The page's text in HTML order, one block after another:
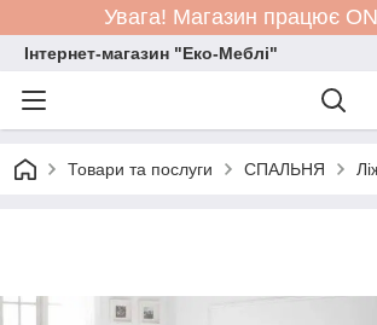
Увага! Магазин працює
Інтернет-магазин "Еко-Меблі"
Товари та послуги СПАЛЬНЯ